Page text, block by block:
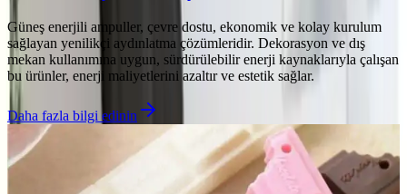
Güneş enerjili ampuller, çevre dostu, ekonomik ve kolay kurulum
sağlayan yenilikçi aydınlatma çözümleridir. Dekorasyon ve dış
mekan kullanımına uygun, sürdürülebilir enerji kaynaklarıyla çalışan
bu ürünler, enerji maliyetlerini azaltır ve estetik sağlar.
Daha fazla bilgi edinin